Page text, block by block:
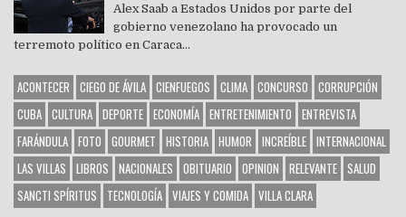
Alex Saab a Estados Unidos por parte del
gobierno venezolano ha provocado un
terremoto político en Caraca...
ACONTECER CIEGO DE ÁVILA CIENFUEGOS CLIMA CONCURSO CORRUPCIÓN
CUBA CULTURA DEPORTE ECONOMÍA ENTRETENIMIENTO ENTREVISTA
FARÁNDULA FOTO GOURMET HISTORIA HUMOR INCREÍBLE INTERNACIONAL
LAS VILLAS LIBROS NACIONALES OBITUARIO OPINION RELEVANTE SALUD
SANCTI SPÍRITUS
TECNOLOGÍA VIAJES Y COMIDA VILLA CLARA